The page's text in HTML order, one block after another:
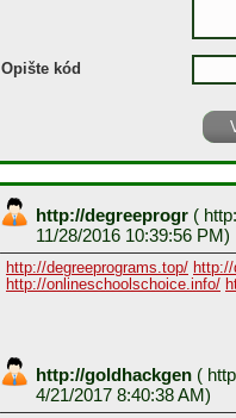
Opište kód
http://degreeprogr (
11/28/2016 10:39:56 PM)
http://degreeprograms.top/
http://onlineschoolschoice.info/
http://goldhackgen (
4/21/2017 8:40:38 AM)